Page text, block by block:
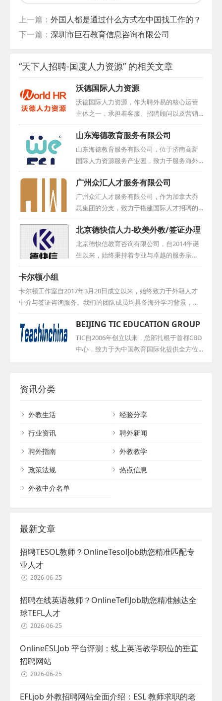
上一篇： 外国人都是通过什么方式在中国找工作的？
下一篇： 深圳市巨石教育信息咨询有限公司
“天下人招聘-国度人力资源” 的相关文章
沃德国际人力资源
沃德国际人力资源，作为聘外易的核心运营
主体之一，承担着客服、招聘顾问以及营销
团队等多重职责。凭借其在人力资源领域的
卓越表现，公司于2016年荣获中国互联网人
才招聘行业优秀示范企业称号，同时积极与
学校展开合作，为行业输送优秀人才。...
山东海德教育服务有限公司
山东海德教育服务有限公司，位于济南高新
国际人力资源服务产业园，致力于服务海外
教育人才与国内教学机构，搭建起国际化的
桥梁。我们拥有一支专业的引才团队，他们
不仅注重外教的整体素质，更在选拔过程中
严格把关，确保外教水平达到高标准。我们
的目标，是减轻用才机构的用人压力，降低
用人风险，让每一位合作伙伴都能安心、放
心。作为一家靠谱的外教中介机构，我们始
终坚守诚信、专业、高效的服务宗旨，努力
章！...
广州众汇人才服务有限公司
广州众汇人才服务有限公司，作为加拿大乔
思集团的分支，致力于搭建国际人才招聘的
一站式平台。公司承袭乔思教育集团的核心
理念，精心打造从国际人才筛选、面试，到
签证办理、入境指导等全链条定制化服务。
我们倾听企业招聘全球人才的诉求，也尊重
外籍候选人的求职意愿，力求提供最优质、
务有限公司，企业和求职者都能找到满意的
合作伙伴，实现共赢。...
北京德快信人力-欧美外教/签证办理
北京德快信教育咨询有限公司，自2014年诞
生以来，始终秉持着专业与卓越的服务宗
旨。公司前身是北京博然智学教育科技有限
最终蜕变成为如今的名字——北京德快信教
育咨询有限公司。这家公司致力于成为一家
引领行业的优质聘外方案服务商，以深厚的
行业经验和专业的服务团队，为广大客户提
供高效、精准的聘外解决方案。无论是企业
的海外招聘需求，还是个人的国际职业发展
卡尔顿小组
卡尔顿工作室自2017年3月20日成立以来，始终致力于外籍人才
中介与签证咨询服务。我们的团队成员均具备海外学习背景，并
在外方员工签证、外教招聘及猎头行业等领域积累了丰富经验。
凭借自建的人才库与渠道，我们竭诚为各企业推荐优秀的外籍候
选人，助力企业实现国际化人才战略。我们坚信，通过专业与高
效的服务，能够为客户创造更多价值。...
BEIJING TIC EDUCATION GROUP
TIC自2006年创立以来，总部扎根于首都CBD
中心，致力于为中国教育国际化提供全方位
务，助力提升语言教学质量，促进对外交
流，满足教育国际化的人才需求。此外，我
们还为希望来华从教的外籍人士搭建职业发
展平台，共同推动教育的国际交流与发展。...
资讯分类
外教生活
经验分享
行业资讯
聘外新闻
聘外指南
外教教学
政策法规
热点信息
外教中介名单
最新文章
招聘TESOL教师？OnlineTesolJob助您精准匹配专
业人才
2026-06-25
招聘在线英语教师？OnlineTeflJob助您精准触达全
球TEFL人才
2026-06-25
OnlineESLJob 平台评测：线上英语教学职位的垂直
招聘网站
2026-06-25
EFLjob 外教招聘网站全面介绍：ESL 教师求职的老